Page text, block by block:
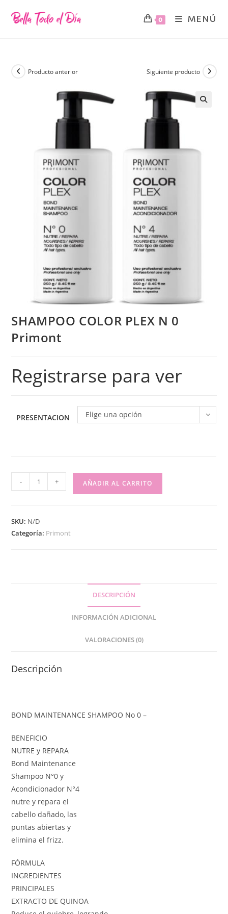
0 MENÚ
Producto anterior Siguiente producto
SHAMPOO COLOR PLEX N 0
Primont
Registrarse para ver
PRESENTACION Elige una opción
- + AÑADIR AL CARRITO
SKU: N/D
Categoría: Primont
DESCRIPCIÓN
INFORMACIÓN ADICIONAL
VALORACIONES (0)
Descripción
BOND MAINTENANCE SHAMPOO No 0 –
BENEFICIO
NUTRE y REPARA
Bond Maintenance
Shampoo N°0 y
Acondicionador N°4
nutre y repara el
cabello dañado, las
puntas abiertas y
elimina el frizz.
FÓRMULA
INGREDIENTES
PRINCIPALES
EXTRACTO DE QUINOA